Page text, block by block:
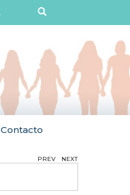
Contacto
PREV NEXT